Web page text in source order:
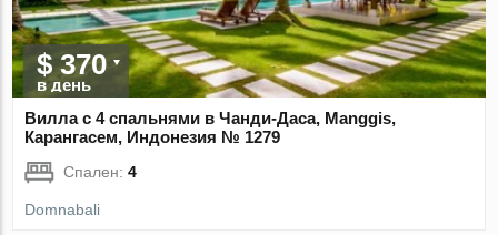
$ 370
в день
Вилла с 4 спальнями в Чанди-Даса, Manggis,
Карангасем, Индонезия № 1279
Спален:4
Domnabali